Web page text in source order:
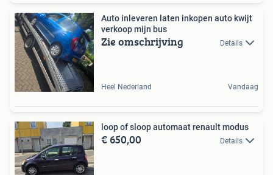
Auto inleveren laten inkopen auto kwijt
verkoop mijn bus
Zie omschrijving Details
Heel Nederland Vandaag
loop of sloop automaat renault modus
€ 650,00 Details